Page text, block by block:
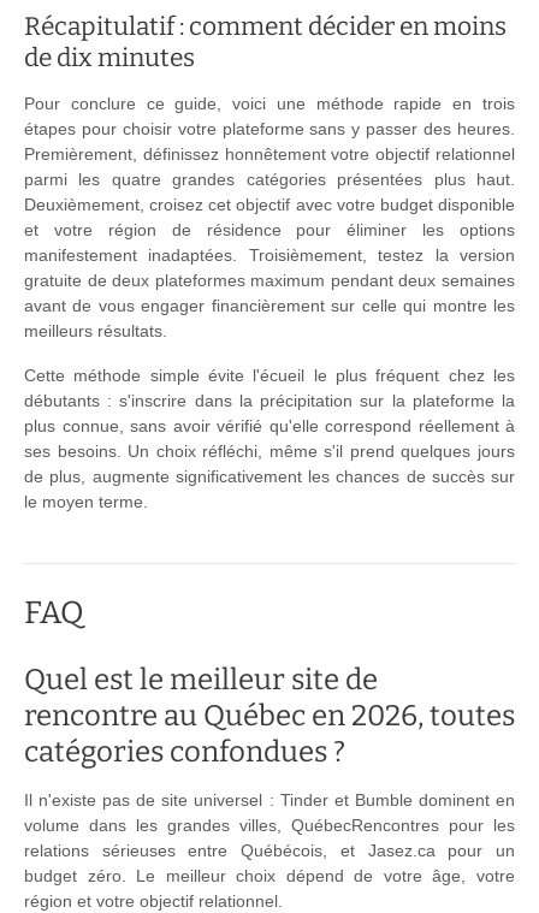
Récapitulatif : comment décider en moins
de dix minutes
Pour conclure ce guide, voici une méthode rapide en trois
étapes pour choisir votre plateforme sans y passer des heures.
Premièrement, définissez honnêtement votre objectif relationnel
parmi les quatre grandes catégories présentées plus haut.
Deuxièmement, croisez cet objectif avec votre budget disponible
et votre région de résidence pour éliminer les options
manifestement inadaptées. Troisièmement, testez la version
gratuite de deux plateformes maximum pendant deux semaines
avant de vous engager financièrement sur celle qui montre les
meilleurs résultats.
Cette méthode simple évite l'écueil le plus fréquent chez les
débutants : s'inscrire dans la précipitation sur la plateforme la
plus connue, sans avoir vérifié qu'elle correspond réellement à
ses besoins. Un choix réfléchi, même s'il prend quelques jours
de plus, augmente significativement les chances de succès sur
le moyen terme.
FAQ
Quel est le meilleur site de
rencontre au Québec en 2026, toutes
catégories confondues ?
Il n'existe pas de site universel : Tinder et Bumble dominent en
volume dans les grandes villes, QuébecRencontres pour les
relations sérieuses entre Québécois, et Jasez.ca pour un
budget zéro. Le meilleur choix dépend de votre âge, votre
région et votre objectif relationnel.